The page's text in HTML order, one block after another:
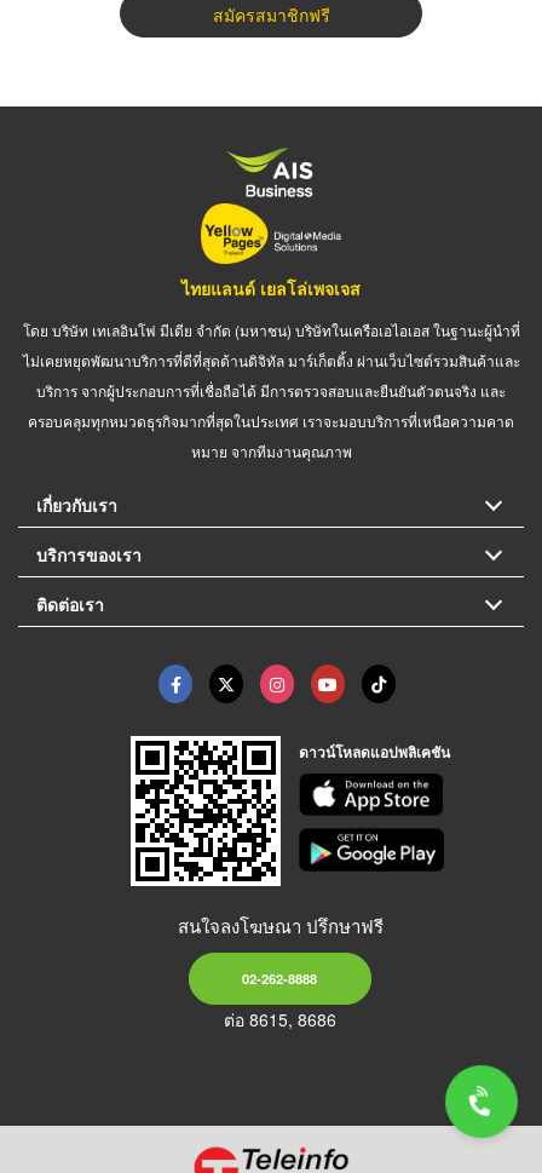
สมัครสมาชิกฟรี
ไทยแลนด์ เยลโล่เพจเจส
โดย บริษัท เทเลอินโฟ มีเดีย จำกัด (มหาชน) บริษัทในเครือเอไอเอส ในฐานะผู้นำที่
ไม่เคยหยุดพัฒนาบริการที่ดีที่สุดด้านดิจิทัล มาร์เก็ตติ้ง ผ่านเว็บไซต์รวมสินค้าและ
บริการ จากผู้ประกอบการที่เชื่อถือได้ มีการตรวจสอบและยืนยันตัวตนจริง และ
ครอบคลุมทุกหมวดธุรกิจมากที่สุดในประเทศ เราจะมอบบริการที่เหนือความคาด
หมาย จากทีมงานคุณภาพ
เกี่ยวกับเรา
บริการของเรา
ติดต่อเรา
ดาวน์โหลดแอปพลิเคชัน
สนใจลงโฆษณา ปรึกษาฟรี
02-262-8888
ต่อ 8615, 8686